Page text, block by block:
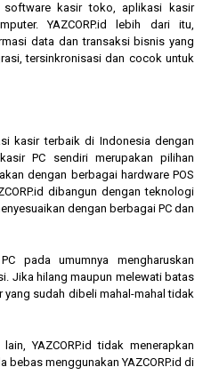
software kasir toko, aplikasi kasir
YAZCORP.id lebih dari itu,
data dan transaksi bisnis yang
tersinkronisasi dan cocok untuk
kasir terbaik di Indonesia dengan
PC sendiri merupakan pilihan
dengan berbagai hardware POS
dibangun dengan teknologi
dengan berbagai PC dan
pada umumnya mengharuskan
Jika hilang maupun melewati batas
sudah dibeli mahal-mahal tidak
YAZCORP.id tidak menerapkan
menggunakan YAZCORP.id di